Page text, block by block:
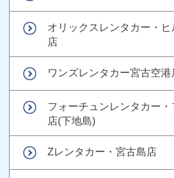
オリックスレンタカー・
店
ワンズレンタカー宮古空
フォーチュンレンタカー
店(下地島)
Zレンタカー・宮古島店